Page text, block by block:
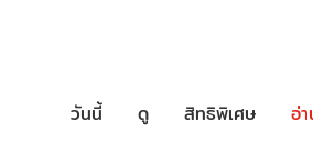
วันนี้ ดู สิทธิพิเศษ อ่